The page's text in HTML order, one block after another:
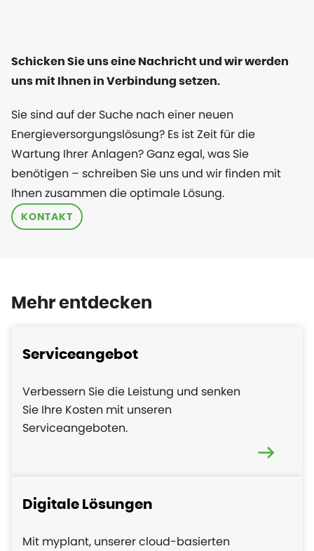
Schicken Sie uns eine Nachricht und wir werden
uns mit Ihnen in Verbindung setzen.
Sie sind auf der Suche nach einer neuen
Energieversorgungslösung? Es ist Zeit für die
Wartung Ihrer Anlagen? Ganz egal, was Sie
benötigen – schreiben Sie uns und wir finden mit
Ihnen zusammen die optimale Lösung.
KONTAKT
Mehr entdecken
Serviceangebot
Verbessern Sie die Leistung und senken
Sie Ihre Kosten mit unseren
Serviceangeboten.
Digitale Lösungen
Mit myplant, unserer cloud-basierten